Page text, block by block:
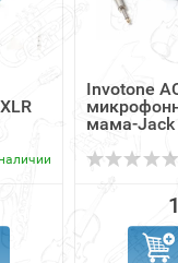
Invotone
мама-Jack